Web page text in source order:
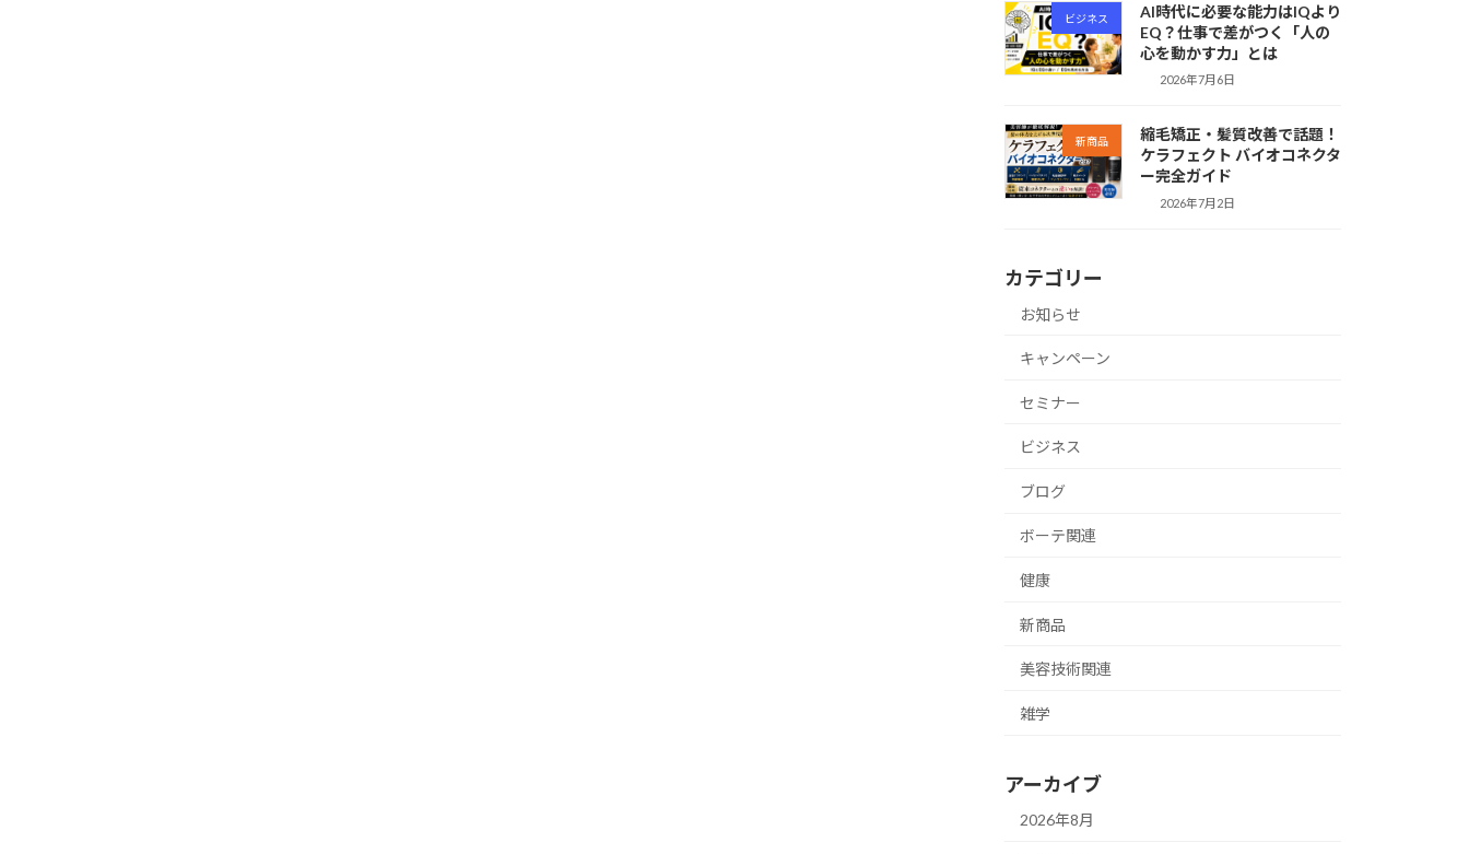
ビジネス
AI時代に必要な能力はIQより
EQ？仕事で差がつく「人の
心を動かす力」とは
2026年7月6日
新商品
縮毛矯正・髪質改善で話題！
ケラフェクト バイオコネクタ
ー完全ガイド
2026年7月2日
カテゴリー
お知らせ
キャンペーン
セミナー
ビジネス
ブログ
ボーテ関連
健康
新商品
美容技術関連
雑学
アーカイブ
2026年8月